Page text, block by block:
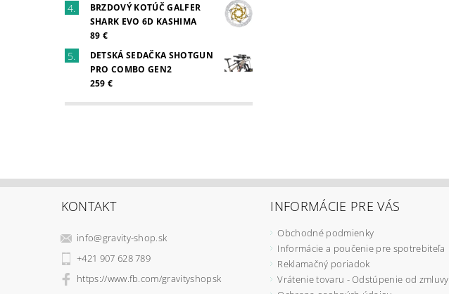
BRZDOVÝ KOTÚČ GALFER
SHARK EVO 6D KASHIMA
89 €
DETSKÁ SEDAČKA SHOTGUN
PRO COMBO GEN2
259 €
KONTAKT
info@gravity-shop.sk
+421 907 628 789
https://www.fb.com/gravityshopsk
INFORMÁCIE PRE VÁS
Obchodné podmienky
Informácie a poučenie pre spotrebiteľa
Reklamačný poriadok
Vrátenie tovaru - Odstúpenie od zmluvy